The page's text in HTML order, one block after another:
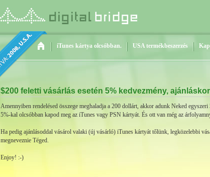
iTunes kártya olcsóbban. USA termékbeszerzés
$200 feletti vásárlás esetén 5% kedvezmény,
Amennyiben rendelésed összege meghaladja a 200 dollárt, akkor adunk Neked
5%-kal olcsóbban kapod meg az iTunes vagy PSN kártyát. És ott van még az
Ha pedig ajánlásoddal vásárol valaki (új vásárló) iTunes kártyát tőlünk, legközelebbi
megneveznie Téged.
Enjoy! :-)